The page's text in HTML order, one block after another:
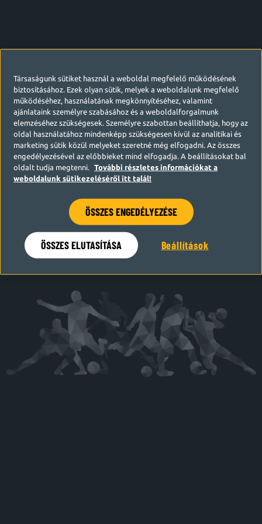
Hamarosan visszatérünk
Társaságunk sütiket használ a weboldal megfelelő működésének
biztosításához. Ezek olyan sütik, melyek a weboldalunk megfelelő
működéséhez, használatának megkönnyítéséhez, valamint
ajánlataink személyre szabásához és a weboldalforgalmunk
elemzéséhez szükségesek. Személyre szabottan beállíthatja, hogy az
oldal használatához mindenképp szükségesen kívül az analitikai és
marketing sütik közül melyeket szeretné még elfogadni. Az összes
engedélyezésével az előbbieket mind elfogadja. A beállításokat bal
oldalt tudja megtenni.
További részletes információkat a
weboldalunk sütikezeléséről itt talál!
ÖSSZES ENGEDÉLYEZÉSE
ÖSSZES ELUTASÍTÁSA Beállítások